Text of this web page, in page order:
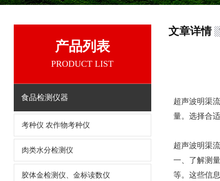
产品列表
PRODUCT LIST
食品检测仪器
考种仪 农作物考种仪
肉类水分检测仪
胶体金检测仪、金标读数仪
文章详情
超声波明渠
量。选择合
超声波明渠
一、了解测
等。这些信